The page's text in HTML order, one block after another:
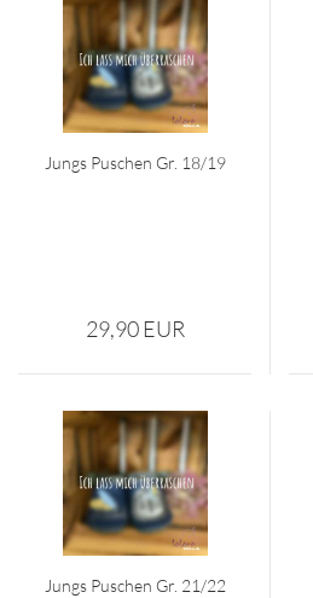
Jungs Pu­schen Gr. 18/19
29,90 EUR
Jungs Pu­schen Gr. 21/22